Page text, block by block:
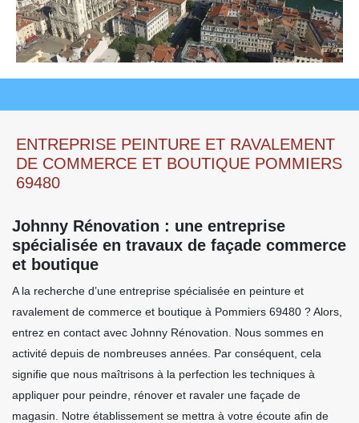
ENTREPRISE PEINTURE ET RAVALEMENT
DE COMMERCE ET BOUTIQUE POMMIERS
69480
Johnny Rénovation : une entreprise
spécialisée en travaux de façade commerce
et boutique
A la recherche d’une entreprise spécialisée en peinture et
ravalement de commerce et boutique à Pommiers 69480 ? Alors,
entrez en contact avec Johnny Rénovation. Nous sommes en
activité depuis de nombreuses années. Par conséquent, cela
signifie que nous maîtrisons à la perfection les techniques à
appliquer pour peindre, rénover et ravaler une façade de
magasin. Notre établissement se mettra à votre écoute afin de